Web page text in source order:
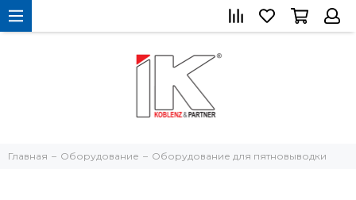
Главная Оборудование Оборудование для пятновыводки